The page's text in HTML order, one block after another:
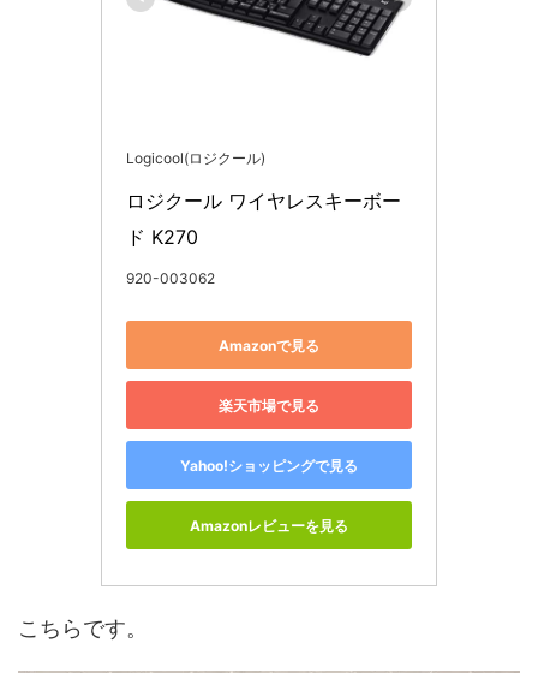
Logicool(ロジクール)
ロジクール ワイヤレスキーボー
ド K270
920-003062
Amazonで見る
楽天市場で見る
Yahoo!ショッピングで見る
Amazonレビューを見る
こちらです。